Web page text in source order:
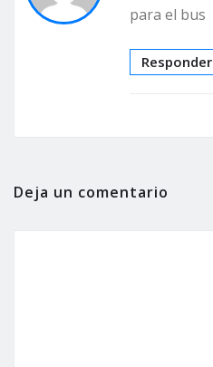
para el bus
Responder
Deja un comentario